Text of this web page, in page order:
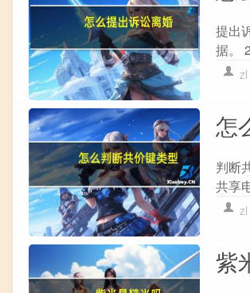
提出
据。
zl
怎
判断
共享
zl
紫